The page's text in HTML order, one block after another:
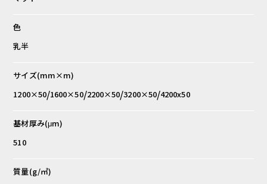
色
乳半
サイズ(mm×m)
1200×50/1600×50/2200×50/3200×50/4200x50
基材厚み(μm)
510
質量(g/㎡)